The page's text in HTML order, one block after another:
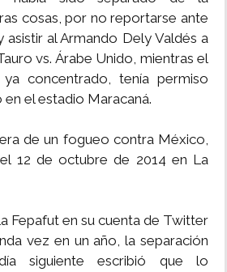
cosas, por no reportarse ante
al Armando Dely Valdés a
vs. Árabe Unido, mientras el
concentrado, tenía permiso
el estadio Maracaná.
de un fogueo contra México,
12 de octubre de 2014 en La
Fepafut en su cuenta de Twitter
vez en un año, la separación
siguiente escribió que lo